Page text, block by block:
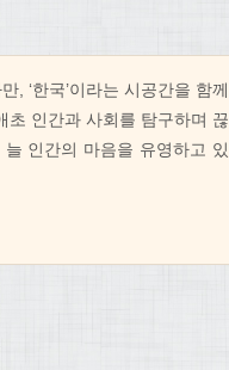
, ‘한국’이라는 시공간을 함께
초 인간과 사회를 탐구하며 끊
인간의 마음을 유영하고 있